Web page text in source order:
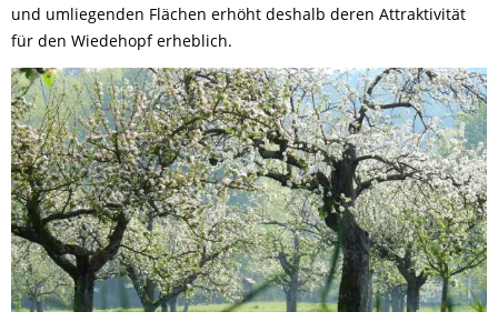
und umliegenden Flächen erhöht deshalb deren Attraktivität
für den Wiedehopf erheblich.